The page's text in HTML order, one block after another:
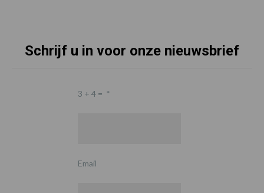
Schrijf u in voor onze nieuwsbrief
3 + 4 = *
Email